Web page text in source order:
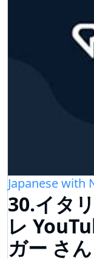
Japanese with
30.イタ
レ
ガー さん